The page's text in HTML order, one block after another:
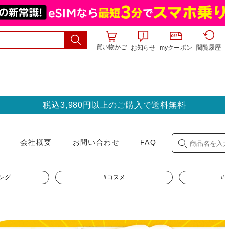
買い物かご お知らせ myクーポン 閲覧履歴